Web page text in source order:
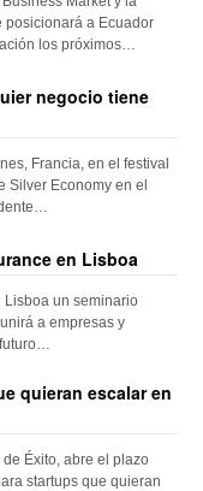
posicionará a Ecuador
los próximos…
negocio tiene
Francia, en el festival
Silver Economy en el
en Lisboa
Lisboa un seminario
a empresas y
quieran escalar en
Éxito, abre el plazo
startups que quieran